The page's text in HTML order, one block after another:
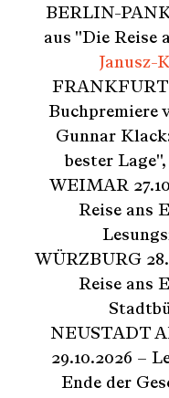
BERLIN-
aus "Die Reise
Janusz-
FRANKFURT
Buchpremiere
Gunnar
bester Lage",
WEIMAR
Reise ans
WÜRZBURG
Reise ans
NEUSTADT
29.10.2026 –
Ende der